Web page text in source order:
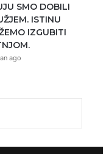
SMO DOBILI
ISTINU
IZGUBITI
ago